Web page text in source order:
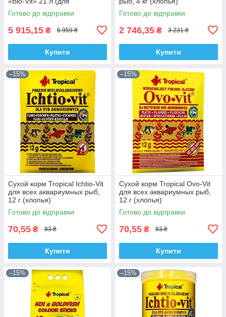
травоїдних риб)
Готово до відправки
5 915,15 ₴ 6 959 ₴
Купити
Готово до відправки
2 746,35 ₴ 3 231 ₴
Купити
–15%
Сухой корм Tropical Ichtio-Vit
для всех аквариумных рыб,
12 г (хлопья)
Готово до відправки
70,55 ₴ 83 ₴
Купити
–15%
Сухой корм Tropical Ovo-Vit
для всех аквариумных рыб,
12 г (хлопья)
Готово до відправки
70,55 ₴ 83 ₴
Купити
–15% –15%